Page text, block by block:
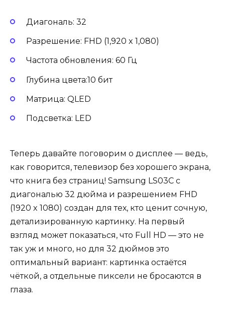
Диагональ: 32
Разрешение: FHD (1,920 x 1,080)
Частота обновления: 60 Гц
Глубина цвета:10 бит
Матрица: QLED
Подсветка: LED
Теперь давайте поговорим о дисплее — ведь,
как говорится, телевизор без хорошего экрана,
что книга без страниц! Samsung LS03C с
диагональю 32 дюйма и разрешением FHD
(1920 x 1080) создан для тех, кто ценит сочную,
детализированную картинку. На первый
взгляд может показаться, что Full HD — это не
так уж и много, но для 32 дюймов это
оптимальный вариант: картинка остаётся
чёткой, а отдельные пиксели не бросаются в
глаза.